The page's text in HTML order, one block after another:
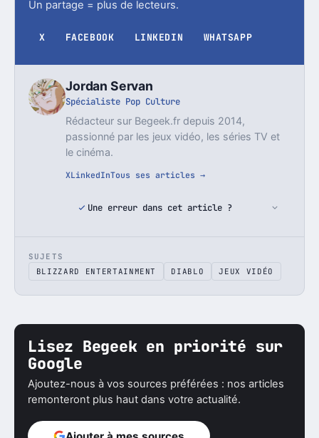
Un partage = plus de lecteurs.
X FACEBOOK LINKEDIN WHATSAPP
Jordan Servan
Spécialiste Pop Culture
Rédacteur sur Begeek.fr depuis 2014,
passionné par les jeux vidéo, les séries TV et
le cinéma.
XLinkedInTous ses articles →
Une erreur dans cet article ?
SUJETS
BLIZZARD ENTERTAINMENT
DIABLO JEUX VIDÉO
Lisez Begeek en priorité sur
Google
Ajoutez-nous à vos sources préférées : nos articles
remonteront plus haut dans votre actualité.